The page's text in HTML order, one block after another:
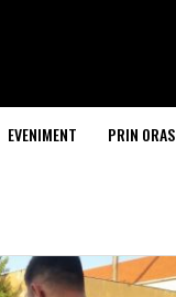
EVENIMENT PRIN ORAS